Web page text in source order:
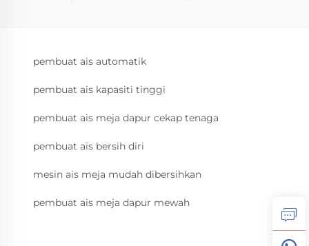
pembuat ais automatik
pembuat ais kapasiti tinggi
pembuat ais meja dapur cekap tenaga
pembuat ais bersih diri
mesin ais meja mudah dibersihkan
pembuat ais meja dapur mewah